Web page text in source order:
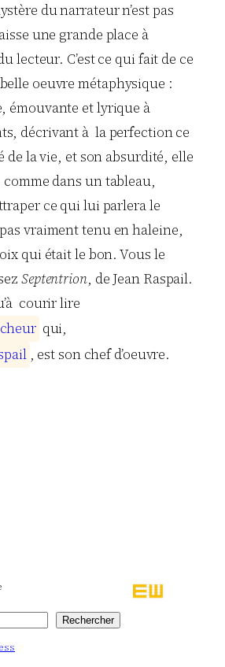
du narrateur n’est pas
une grande place à
lecteur. C’est ce qui fait de ce
oeuvre métaphysique :
émouvante et lyrique à
décrivant à la perfection ce
de la vie, et son absurdité, elle
dans un tableau,
ce qui lui parlera le
vraiment tenu en haleine,
qui était le bon. Vous le
Septentrion, de Jean Raspail.
courir lire
cheur qui,
pail , est son chef d’oeuvre.
Rechercher